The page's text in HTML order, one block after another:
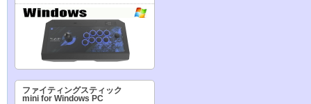
ファイティングスティック
mini for Windows PC